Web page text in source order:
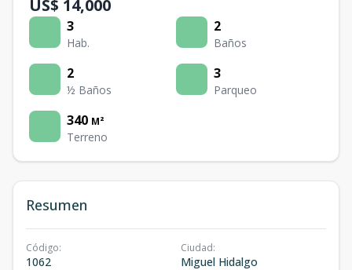
US$ 14,000
3
Hab.
2
Baños
2
½ Baños
3
Parqueo
340 M²
Terreno
Resumen
Código:
1062
Ciudad:
Miguel Hidalgo